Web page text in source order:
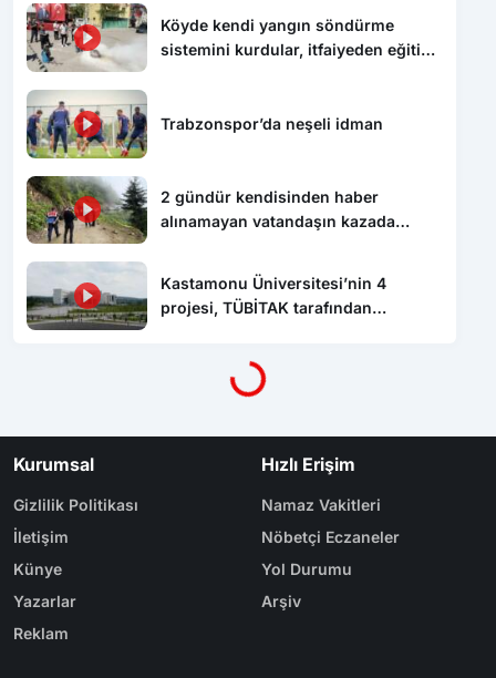
Köyde kendi yangın söndürme
sistemini kurdular, itfaiyeden eğitim
Trabzonspor’da neşeli idman
2 gündür kendisinden haber
alınamayan vatandaşın kazada
Kastamonu Üniversitesi’nin 4
projesi, TÜBİTAK tarafından
Yükleniyor...
Kurumsal
Gizlilik Politikası
İletişim
Künye
Yazarlar
Reklam
Hızlı Erişim
Namaz Vakitleri
Nöbetçi Eczaneler
Yol Durumu
Arşiv